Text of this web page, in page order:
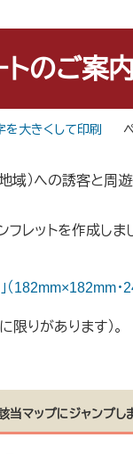
のご案内
を大きくして印刷
）への誘客と周
レットを作成しま
182mm×182mm・
りがあります）。
当マップにジャンプし